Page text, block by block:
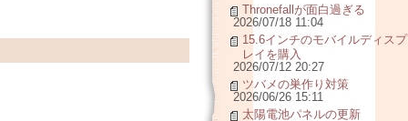
Thronefallが面白過ぎる
2026/07/18 11:04
15.6インチのモバイルディスプ
レイを購入
2026/07/12 20:27
ツバメの巣作り対策
2026/06/26 15:11
太陽電池パネルの更新